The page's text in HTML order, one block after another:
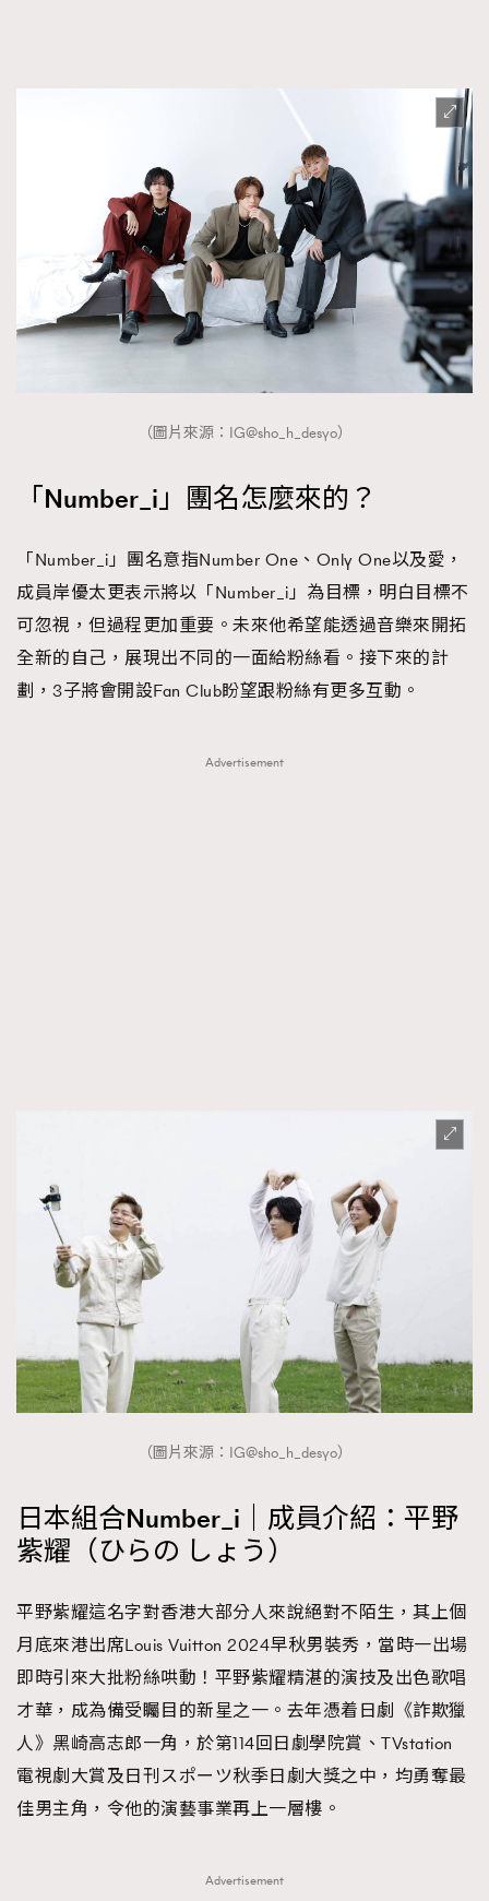
（圖片來源：IG@sho_h_desyo）
「Number_i」團名怎麼來的？
「Number_i」團名意指Number One、Only One以及愛，
成員岸優太更表示將以「Number_i」為目標，明白目標不
可忽視，但過程更加重要。未來他希望能透過音樂來開拓
全新的自己，展現出不同的一面給粉絲看。接下來的計
劃，3子將會開設Fan Club盼望跟粉絲有更多互動。
Advertisement
（圖片來源：IG@sho_h_desyo）
日本組合Number_i｜成員介紹：平野
紫耀（ひらの しょう）
平野紫耀這名字對香港大部分人來說絕對不陌生，其上個
月底來港出席Louis Vuitton 2024早秋男裝秀，當時一出場
即時引來大批粉絲哄動！平野紫耀精湛的演技及出色歌唱
才華，成為備受矚目的新星之一。去年憑着日劇《詐欺獵
人》黑崎高志郎一角，於第114回日劇學院賞、TVstation
電視劇大賞及日刊スポーツ秋季日劇大獎之中，均勇奪最
佳男主角，令他的演藝事業再上一層樓。
Advertisement